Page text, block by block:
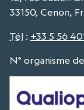
33150, Cenon,
Tél : +33 5 56
N° organisme